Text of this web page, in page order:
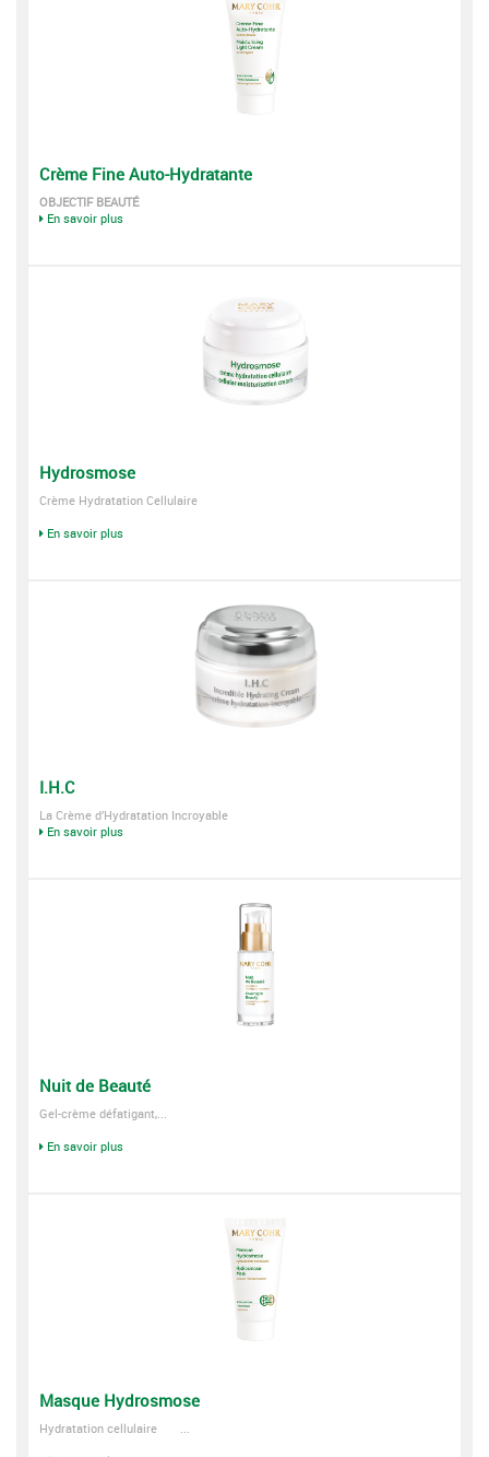
Crème Fine Auto-Hydratante
OBJECTIF BEAUTÉ
En savoir plus
Hydrosmose
Crème Hydratation Cellulaire
En savoir plus
I.H.C
La Crème d’Hydratation Incroyable
En savoir plus
Nuit de Beauté
Gel-crème défatigant,...
En savoir plus
Masque Hydrosmose
Hydratation cellulaire ...